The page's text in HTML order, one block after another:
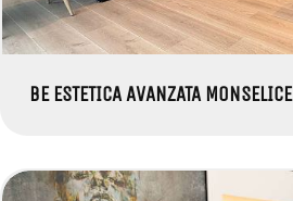
BE ESTETICA AVANZATA MONSELICE